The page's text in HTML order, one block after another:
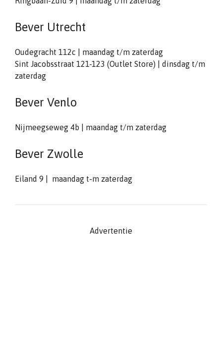
Bever Utrecht
Oudegracht 112c | maandag t/m zaterdag
Sint Jacobsstraat 121-123 (Outlet Store) | dinsdag t/m
zaterdag
Bever Venlo
Nijmeegseweg 4b | maandag t/m zaterdag
Bever Zwolle
Eiland 9 | maandag t-m zaterdag
Advertentie